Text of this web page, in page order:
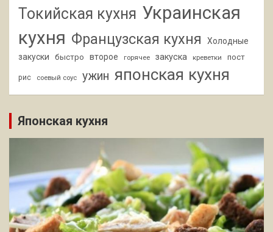
Токийская кухня Украинская
кухня Французская кухня
Холодные
закуски
быстро второе горячее закуска креветки пост
рис соевый соус ужин японская кухня
Японская кухня